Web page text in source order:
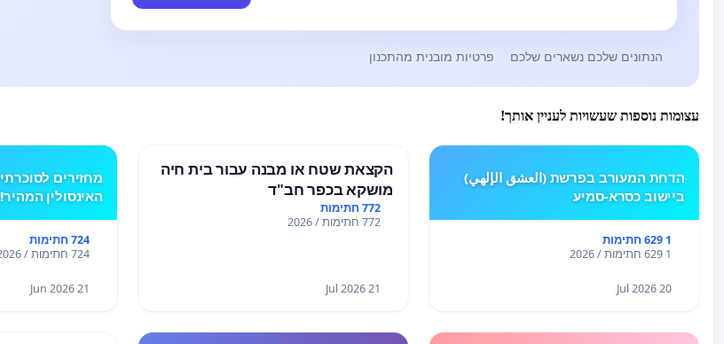
הנתונים שלכם נשארים שלכם פרטיות מובנית מהתכנון
עצומות נוספות שעשויות לעניין אותך!
הדחת המעורב בפרשת (العشق الإلهي)
ביישוב כסרא-סמיע
1 629 חתימות
1 629 חתימות / 2026
20 Jul 2026
הקצאת שטח או מבנה עבור בית חיה
מושקא בכפר חב"ד
772 חתימות
772 חתימות / 2026
21 Jul 2026
האינסולין המהיר!
724 חתימות
724 חתימות / 2026
21 Jun 2026